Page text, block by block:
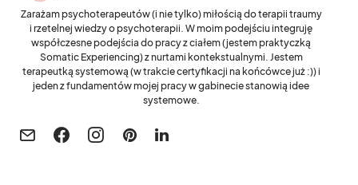
Zarażam psychoterapeutów (i nie tylko) miłością do terapii traumy
i rzetelnej wiedzy o psychoterapii. W moim podejściu integruję
współczesne podejścia do pracy z ciałem (jestem praktyczką
Somatic Experiencing) z nurtami kontekstualnymi. Jestem
terapeutką systemową (w trakcie certyfikacji na końcówce już :)) i
jeden z fundamentów mojej pracy w gabinecie stanowią idee
systemowe.